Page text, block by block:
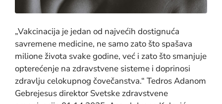
„Vakcinacija je jedan od najvećih dostignuća
savremene medicine, ne samo zato što spašava
milione života svake godine, već i zato što smanjuje
opterećenje na zdravstvene sisteme i doprinosi
zdravlju celokupnog čovečanstva.“ Tedros Adanom
Gebrejesus direktor Svetske zdravstvene